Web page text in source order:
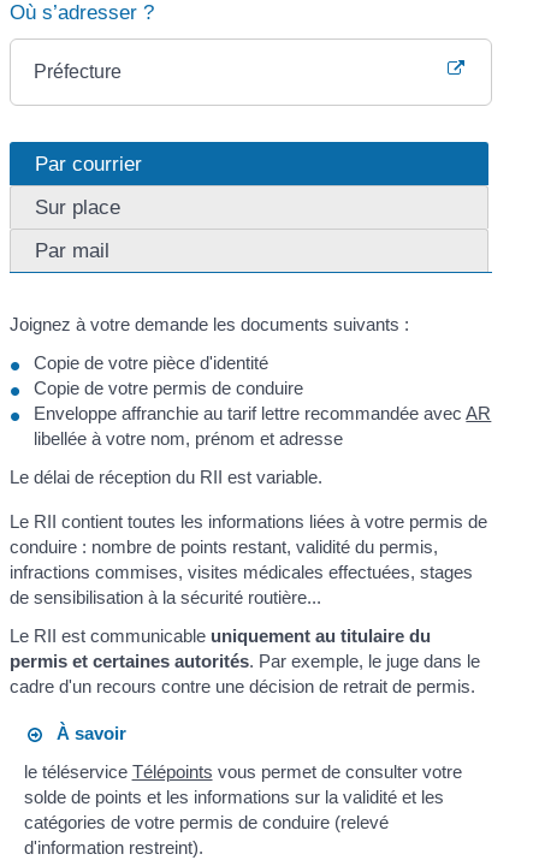
Où s’adresser ?
Préfecture
Par courrier
Sur place
Par mail
Joignez à votre demande les documents suivants :
Copie de votre pièce d'identité
Copie de votre permis de conduire
Enveloppe affranchie au tarif lettre recommandée avecAR
libellée à votre nom, prénom et adresse
Le délai de réception du RII est variable.
Le RII contient toutes les informations liées à votre permis de
conduire : nombre de points restant, validité du permis,
infractions commises, visites médicales effectuées, stages
de sensibilisation à la sécurité routière...
Le RII est communicable uniquement au titulaire du
permis et certaines autorités. Par exemple, le juge dans le
cadre d'un recours contre une décision de retrait de permis.
À savoir
le téléservice Télépoints vous permet de consulter votre
solde de points et les informations sur la validité et les
catégories de votre permis de conduire (relevé
d'information restreint).